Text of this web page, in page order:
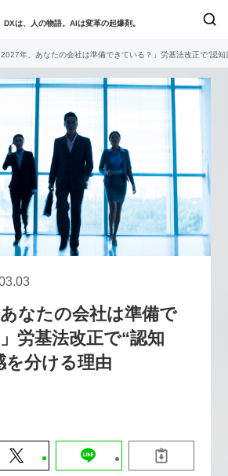
DXは、人の物語。AIは変革の起爆剤。
インタビュー
ニュース
日本オムニチャネル協会
トップページ
特集
動画
サイトマップ
お問い合わせ
個人情報保護法について
採用情報
検索
開催予定のセミナー
【8/12開催】「イノベーションを
数値化する」～投資される事業の
学ぶ資金調達・巻き込みのリアル
2026-06-10
【9/30開催】AIで何でもできる時
2027年、あなたの会社は準備できている？」労基法改正で“認
あなたの会社は準備で
労基法改正で“認知
を分ける理由